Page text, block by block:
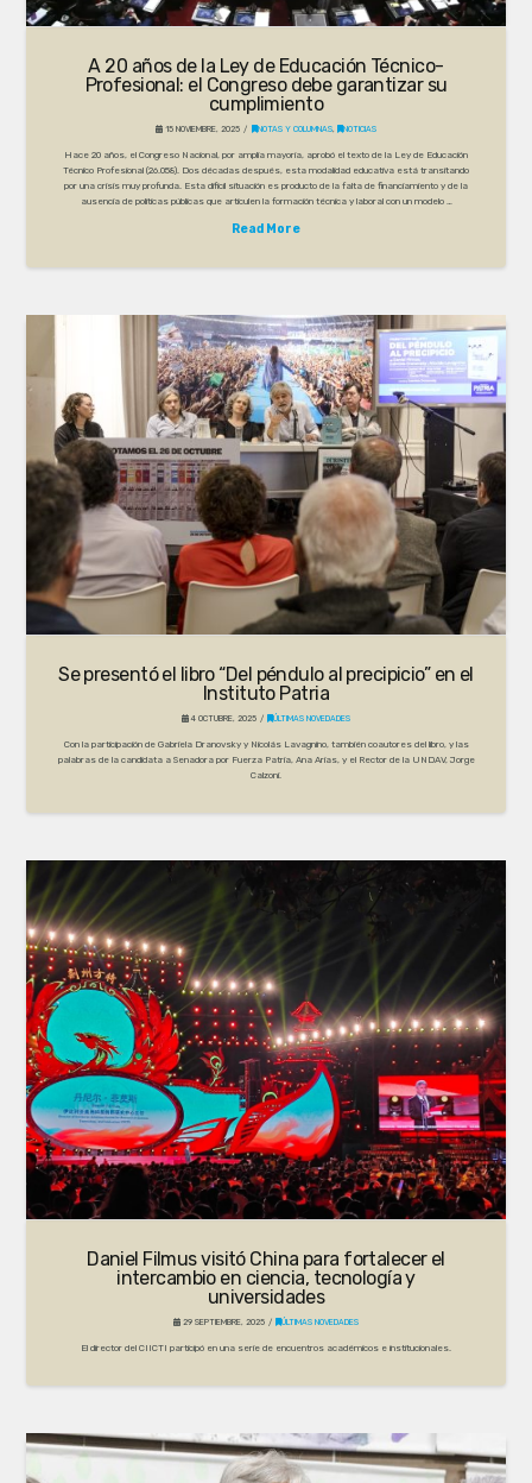
A 20 años de la Ley de Educación Técnico-
Profesional: el Congreso debe garantizar su
cumplimiento
15 NOVIEMBRE, 2025 NOTAS Y COLUMNAS, NOTICIAS
Hace 20 años, el Congreso Nacional, por amplia mayoría, aprobó el texto de la Ley de Educación
Técnico Profesional (26.058). Dos décadas después, esta modalidad educativa está transitando
por una crisis muy profunda. Esta difícil situación es producto de la falta de financiamiento y de la
ausencia de políticas públicas que articulen la formación técnica y laboral con un modelo …
Read More
Se presentó el libro “Del péndulo al precipicio” en el
Instituto Patria
4 OCTUBRE, 2025 ÚLTIMAS NOVEDADES
Con la participación de Gabriela Dranovsky y Nicolás Lavagnino, también coautores del libro, y las
palabras de la candidata a Senadora por Fuerza Patria, Ana Arias, y el Rector de la UNDAV, Jorge
Calzoni.
Daniel Filmus visitó China para fortalecer el
intercambio en ciencia, tecnología y
universidades
29 SEPTIEMBRE, 2025 ÚLTIMAS NOVEDADES
El director del CIICTI participó en una serie de encuentros académicos e institucionales.